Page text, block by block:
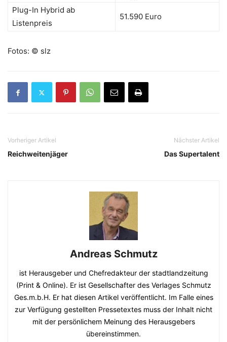
Plug-In Hybrid ab
Listenpreis
51.590 Euro
Fotos: © slz
Vorheriger Artikel
Reichweitenjäger
Nächster Artikel
Das Supertalent
Andreas Schmutz
ist Herausgeber und Chefredakteur der stadtlandzeitung
(Print & Online). Er ist Gesellschafter des Verlages Schmutz
Ges.m.b.H. Er hat diesen Artikel veröffentlicht. Im Falle eines
zur Verfügung gestellten Pressetextes muss der Inhalt nicht
mit der persönlichem Meinung des Herausgebers
übereinstimmen.